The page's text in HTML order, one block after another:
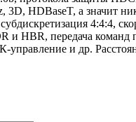
3D, HDBaseT, а значит
4:4:4,
и HBR, передача команд
управление и др.